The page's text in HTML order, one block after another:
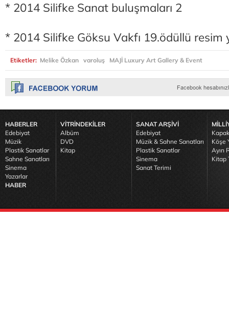
* 2014 Silifke Sanat buluşmaları 2
* 2014 Silifke Göksu Vakfı 19.ödüllü resim
Etiketler: Melike Özkan varoluş MAJİ Luxury Art Gallery & Event
HABERLER
Edebiyat
Müzik
Plastik Sanatlar
Sahne Sanatları
Sinema
Yazarlar
HABER
VİTRİNDEKİLER
Albüm
DVD
Kitap
SANAT ARŞİVİ
Edebiyat
Müzik & Sahne Sanatları
Plastik Sanatlar
Sinema
Sanat Terimi
Köşe
Ayın
Kitap